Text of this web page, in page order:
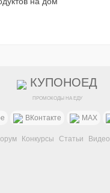
КУПОНОЕД
ПРОМОКОДЫ НА ЕДУ
ВКонтакте MAX
Конкурсы Статьи Видео